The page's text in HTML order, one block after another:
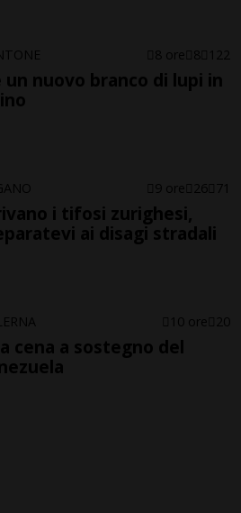
8 ore 8 122
un nuovo branco di lupi in
9 ore 26 71
i tifosi zurighesi,
ai disagi stradali
10 ore 20
cena a sostegno del